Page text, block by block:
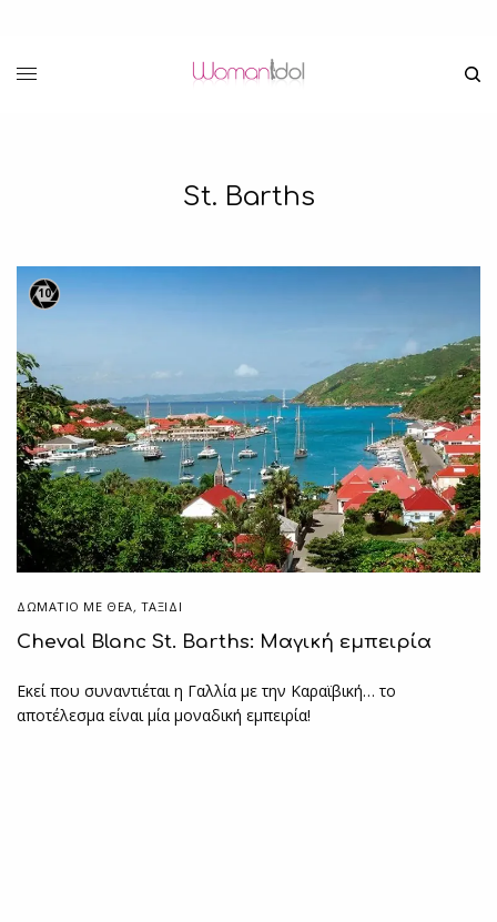
St. Barths
10
ΔΩΜΆΤΙΟ ΜΕ ΘΈΑ, ΤΑΞΙΔΙ
Cheval Blanc St. Barths: Μαγική εμπειρία
Εκεί που συναντιέται η Γαλλία με την Καραϊβική… το
αποτέλεσμα είναι μία μοναδική εμπειρία!